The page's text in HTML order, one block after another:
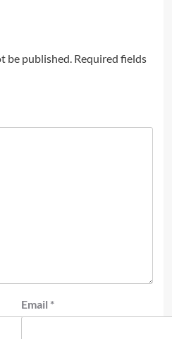
be published. Required fields
Email *